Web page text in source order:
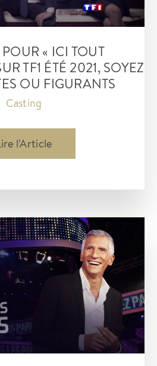
« ICI TOUT
TF1 ÉTÉ 2021, SOYEZ
OU FIGURANTS
Casting
»
été
2021,
l'Article